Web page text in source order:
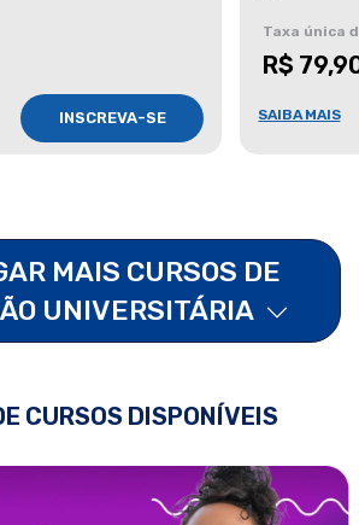
INSCREVA-SE
Taxa única
R$
SAIBA MAIS
MAIS CURSOS DE
UNIVERSITÁRIA
CURSOS DISPONÍVEIS